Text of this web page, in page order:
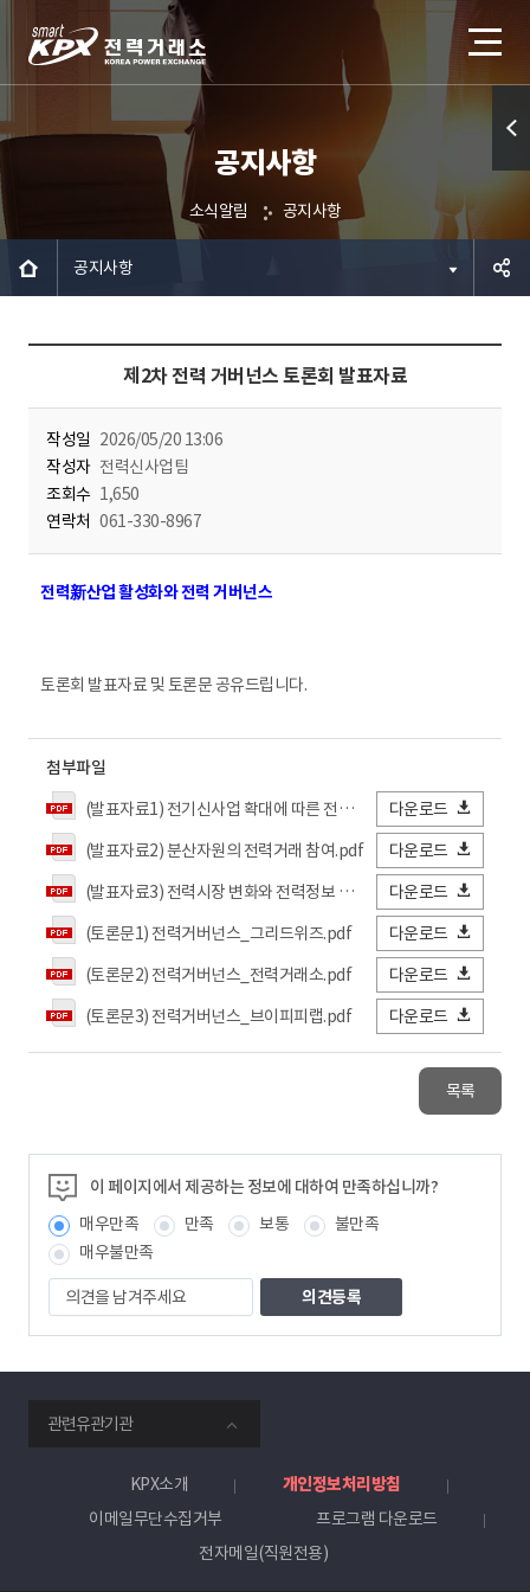
공지사항
소식알림 공지사항
공지사항
제2차 전력 거버넌스 토론회 발표자료
작성일 2026/05/20 13:06
작성자 전력신사업팀
조회수 1,650
연락처 061-330-8967
전력新산업 활성화와 전력 거버넌스
토론회 발표자료 및 토론문 공유드립니다.
첨부파일
(발표자료1) 전기신사업 확대에 따른 전력시장 변화.pdf
다운로드
(발표자료2) 분산자원의 전력거래 참여.pdf
다운로드
(발표자료3) 전력시장 변화와 전력정보 공개.pdf
다운로드
(토론문1) 전력거버넌스_그리드위즈.pdf
다운로드
(토론문2) 전력거버넌스_전력거래소.pdf
다운로드
(토론문3) 전력거버넌스_브이피피랩.pdf
다운로드
목록
이 페이지에서 제공하는 정보에 대하여 만족하십니까?
매우만족
만족 보통
불만족
매우불만족
의
견
을
겨
주
세
요
관련유관기관
KPX소개
개인정보처리방침
이메일무단수집거부
프로그램 다운로드
전자메일(직원전용)